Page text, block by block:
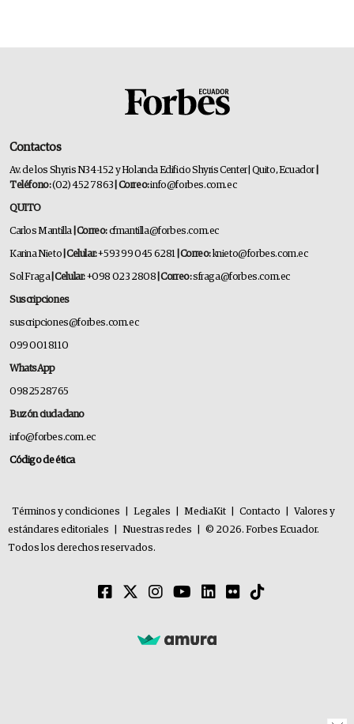
Contactos
Av. de los Shyris N34-152 y Holanda Edificio Shyris Center | Quito, Ecuador
Teléfono:(02) 452 7863 | Correo:info@forbes.com.ec
QUITO
Carlos Mantilla | Correo:cfmantilla@forbes.com.ec
Karina Nieto | Celular:+593 99 045 6281 | Correo: knieto@forbes.com.ec
Sol Fraga | Celular:+098 023 2808 | Correo:sfraga@forbes.com.ec
Suscripciones
suscripciones@forbes.com.ec
099 001 8110
WhatsApp
0982528765
Buzón ciudadano
info@forbes.com.ec
Código de ética
Términos y condiciones Legales MediaKit Contacto
Valores y
estándares editoriales
Nuestras redes
© 2026. Forbes Ecuador.
Todos los derechos reservados.